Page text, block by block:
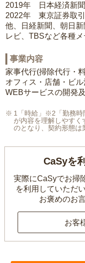
2019年 日本経済新
2022年 東京証券取
他、日経新聞、朝日
レビ、TBSなど各種
事業内容
家事代行(掃除代行・
オフィス・店舗・ビ
WEBサービスの開発
1「時給」※2「勤務
が内容を理解しやすく
のとなり、契約形態は
CaSyを
実際にCaSyでお掃
を利用していただ
お褒めのお
お客